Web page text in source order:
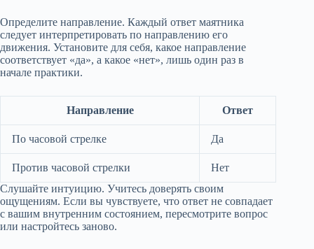
Определите направление. Каждый ответ маятника
следует интерпретировать по направлению его
движения. Установите для себя, какое направление
соответствует «да», а какое «нет», лишь один раз в
начале практики.
Направление Ответ
По часовой стрелке Да
Против часовой стрелки
Нет
Слушайте интуицию. Учитесь доверять своим
ощущениям. Если вы чувствуете, что ответ не совпадает
с вашим внутренним состоянием, пересмотрите вопрос
или настройтесь заново.